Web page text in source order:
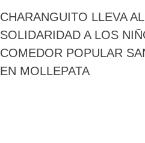
CHARANGUITO LLEVA
SOLIDARIDAD A LOS
COMEDOR POPULAR
EN MOLLEPATA